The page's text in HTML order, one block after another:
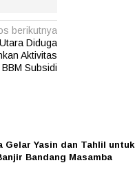
berikutnya
Diduga
Aktivitas
Subsidi
Gelar Yasin dan Tahlil untuk
Bandang Masamba